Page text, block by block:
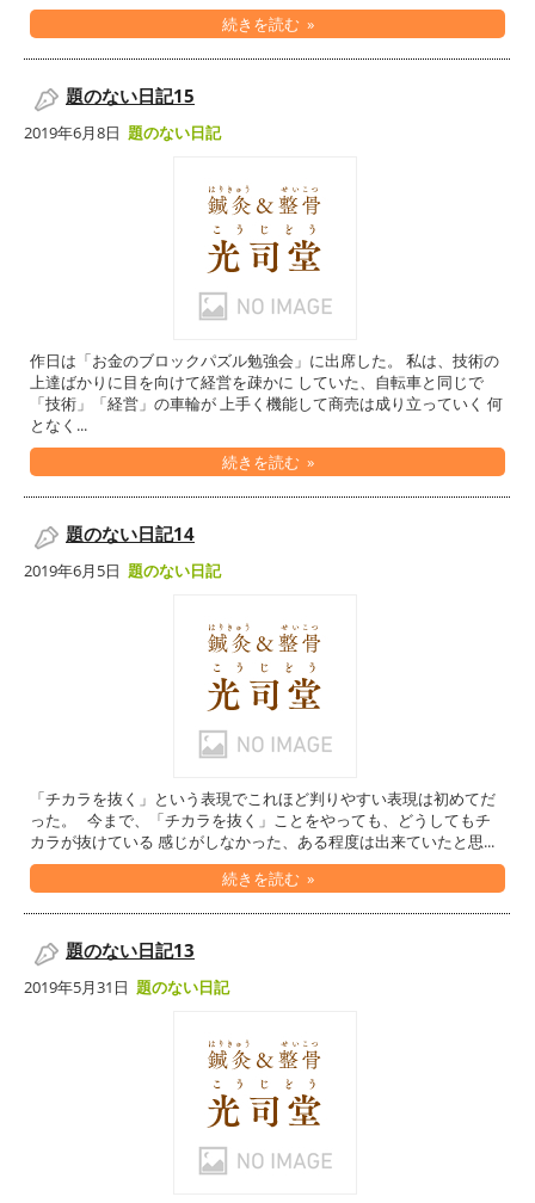
続きを読む »
題のない日記15
2019年6月8日 題のない日記
作日は「お金のブロックパズル勉強会」に出席した。 私は、技術の
上達ばかりに目を向けて経営を疎かに していた、自転車と同じで
「技術」「経営」の車輪が 上手く機能して商売は成り立っていく 何
となく...
続きを読む »
題のない日記14
2019年6月5日 題のない日記
「チカラを抜く」という表現でこれほど判りやすい表現は初めてだ
った。 今まで、「チカラを抜く」ことをやっても、どうしてもチ
カラが抜けている 感じがしなかった、ある程度は出来ていたと思...
続きを読む »
題のない日記13
2019年5月31日 題のない日記